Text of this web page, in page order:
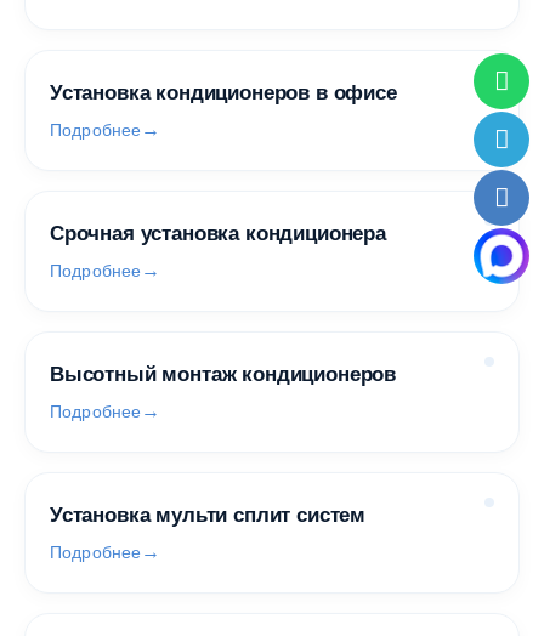
Установка кондиционеров в офисе
Подробнее
Срочная установка кондиционера
Подробнее
Высотный монтаж кондиционеров
Подробнее
Установка мульти сплит систем
Подробнее